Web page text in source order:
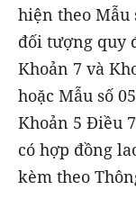
hiện theo Mẫu
đối tượng quy
Khoản 7 và
hoặc Mẫu số
Khoản 5 Điều
có hợp đồng
kèm theo